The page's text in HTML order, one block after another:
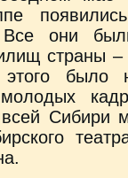
они
страны
этого было
молодых
Сибири